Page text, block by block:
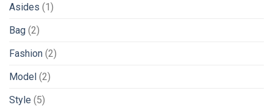
Asides (1)
Bag (2)
Fashion (2)
Model (2)
Style (5)